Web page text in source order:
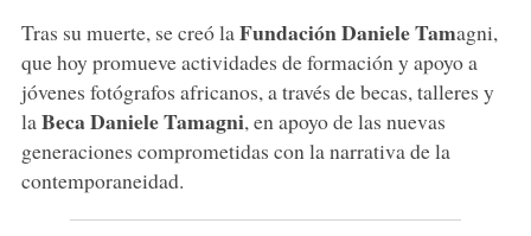
Tras su muerte, se creó la Fundación Daniele Tamagni,
que hoy promueve actividades de formación y apoyo a
jóvenes fotógrafos africanos, a través de becas, talleres y
la Beca Daniele Tamagni, en apoyo de las nuevas
generaciones comprometidas con la narrativa de la
contemporaneidad.